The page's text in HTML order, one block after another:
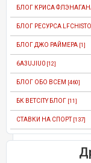
БЛОГ КРИСА
БЛОГ РЕСУРСА
БЛОГ ДЖО РАЙМЕРА [1]
6A3UJIU0 [12]
БЛОГ ОБО ВСЕМ [460]
БК BETCITY БЛОГ [11]
СТАВКИ НА СПОРТ [137]